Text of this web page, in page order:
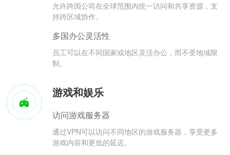
允许跨国公司在全球范围内统一访问和共享资源，支
持跨区域协作。
多国办公灵活性
员工可以在不同国家或地区灵活办公，而不受地域限
制。
游戏和娱乐
访问游戏服务器
通过VPN可以访问不同地区的游戏服务器，享受更多
游戏内容和更低的延迟。